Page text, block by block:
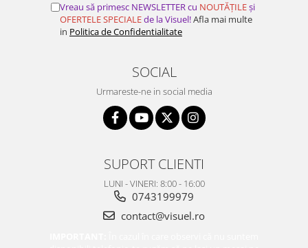
Vreau să primesc NEWSLETTER cu NOUTĂȚILEși
OFERTELE SPECIALEde la Visuel!Afla mai multe
in Politica de Confidentialitate
SOCIAL
Urmareste-ne in social media
SUPORT CLIENTI
LUNI - VINERI: 8:00 - 16:00
0743199979
contact@visuel.ro